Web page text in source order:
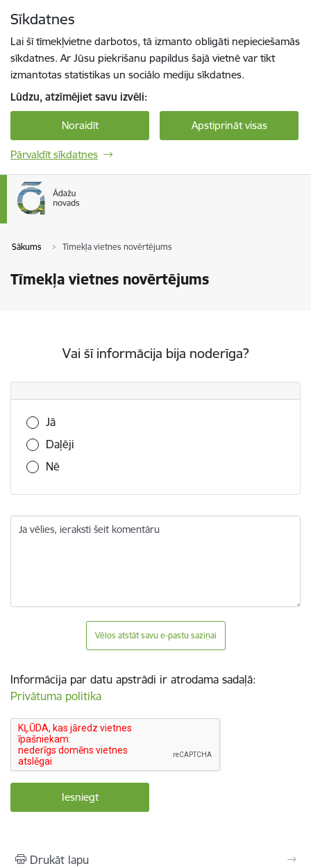
Sīkdatnes
Lai šī tīmekļvietne darbotos, tā izmanto obligāti nepieciešamās
sīkdatnes. Ar Jūsu piekrišanu papildus šajā vietnē var tikt
izmantotas statistikas un sociālo mediju sīkdatnes.
Lūdzu, atzīmējiet savu izvēli:
Noraidīt Apstiprināt visas
Pārvaldīt sīkdatnes
Sākums Tīmekļa vietnes novērtējums
Tīmekļa vietnes novērtējums
Vai šī informācija bija noderīga?
Vai šī informācija bija noderīga?
Jā
Daļēji
Nē
Ja vēlies, ieraksti šeit komentāru
Vēlos atstāt savu e-pastu saziņai
Informācija par datu apstrādi ir atrodama sadaļā:
Privātuma politika
Drukāt lapu